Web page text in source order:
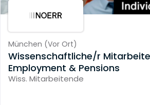
München (Vor Ort)
Wissenschaftliche/r
Employment & Pensions
Wiss. Mitarbeitende